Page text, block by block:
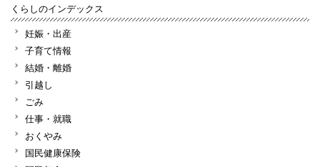
くらしのインデックス
妊娠・出産
子育て情報
結婚・離婚
引越し
ごみ
仕事・就職
おくやみ
国民健康保険